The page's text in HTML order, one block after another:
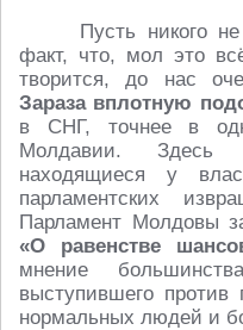
Пусть никого
факт, что, мол это
творится, до нас
Зараза вплотную
в СНГ, точнее в
Молдавии. Здесь
находящиеся у
парламентских
Парламент Молдовы
«О равенстве
мнение
выступившего против
нормальных людей и